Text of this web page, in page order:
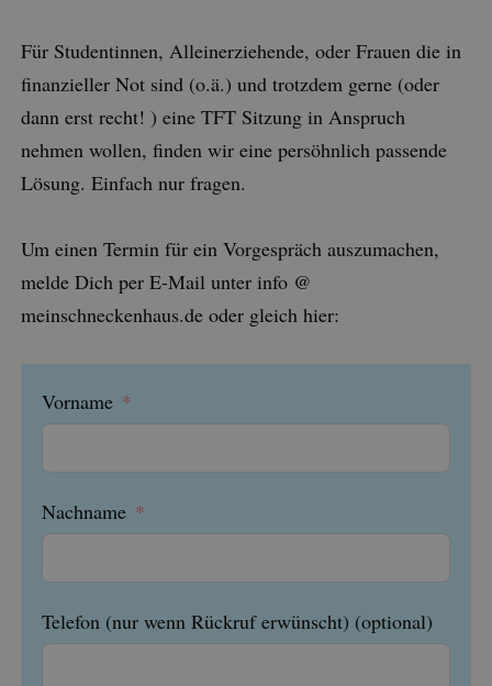
Für Studentinnen, Alleinerziehende, oder Frauen die in
finanzieller Not sind (o.ä.) und trotzdem gerne (oder
dann erst recht! ) eine TFT Sitzung in Anspruch
nehmen wollen, finden wir eine persöhnlich passende
Lösung. Einfach nur fragen.
Um einen Termin für ein Vorgespräch auszumachen,
melde Dich per E-Mail unter info @
meinschneckenhaus.de oder gleich hier:
Vorname
Nachname
Telefon (nur wenn Rückruf erwünscht) (optional)